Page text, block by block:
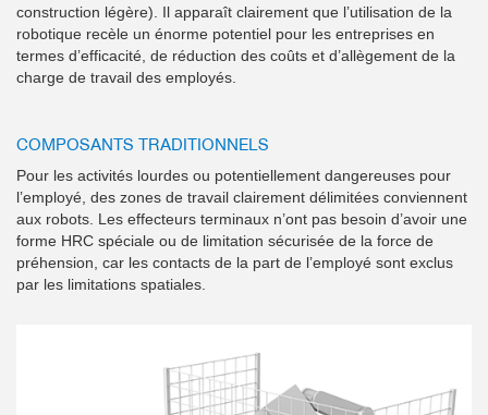
construction légère). Il apparaît clairement que l’utilisation de la
robotique recèle un énorme potentiel pour les entreprises en
termes d’efficacité, de réduction des coûts et d’allègement de la
charge de travail des employés.
COMPOSANTS TRADITIONNELS
Pour les activités lourdes ou potentiellement dangereuses pour
l’employé, des zones de travail clairement délimitées conviennent
aux robots. Les effecteurs terminaux n’ont pas besoin d’avoir une
forme HRC spéciale ou de limitation sécurisée de la force de
préhension, car les contacts de la part de l’employé sont exclus
par les limitations spatiales.